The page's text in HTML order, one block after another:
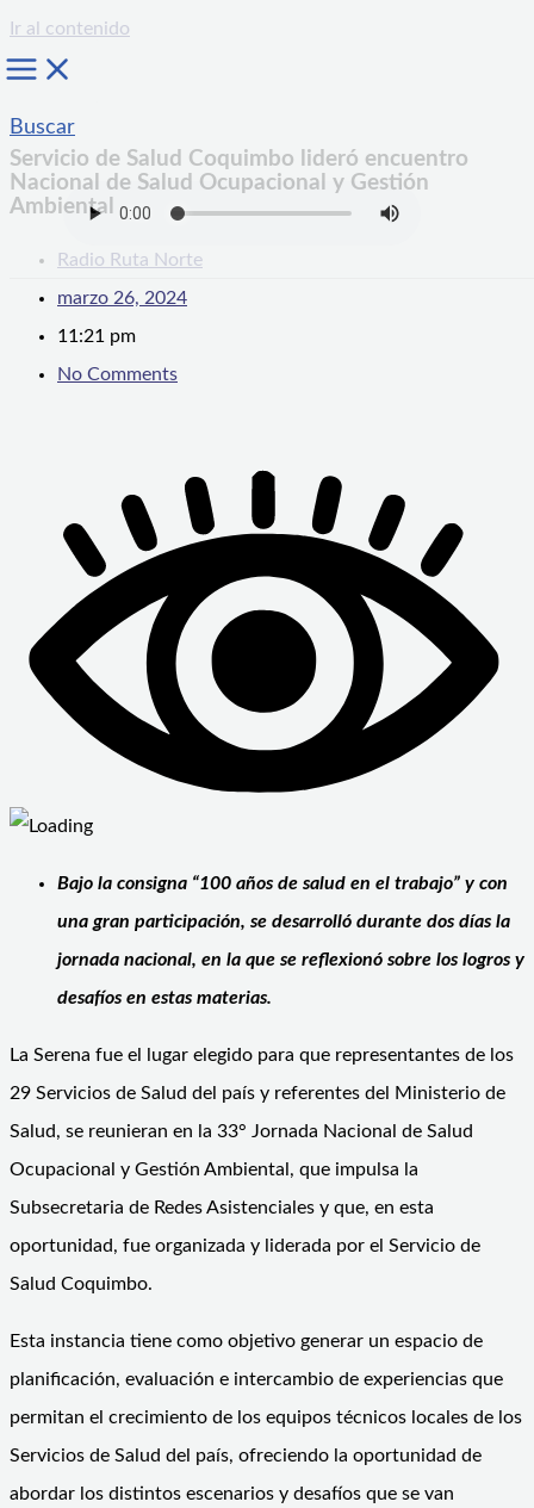
Ir al contenido
Buscar
Servicio de Salud Coquimbo lideró encuentro
Nacional de Salud Ocupacional y Gestión
Ambiental
Radio Ruta Norte
marzo 26, 2024
11:21 pm
No Comments
Bajo la consigna “100 años de salud en el trabajo” y con
una gran participación, se desarrolló durante dos días la
jornada nacional, en la que se reflexionó sobre los logros y
desafíos en estas materias.
La Serena fue el lugar elegido para que representantes de los
29 Servicios de Salud del país y referentes del Ministerio de
Salud, se reunieran en la 33° Jornada Nacional de Salud
Ocupacional y Gestión Ambiental, que impulsa la
Subsecretaria de Redes Asistenciales y que, en esta
oportunidad, fue organizada y liderada por el Servicio de
Salud Coquimbo.
Esta instancia tiene como objetivo generar un espacio de
planificación, evaluación e intercambio de experiencias que
permitan el crecimiento de los equipos técnicos locales de los
Servicios de Salud del país, ofreciendo la oportunidad de
abordar los distintos escenarios y desafíos que se van